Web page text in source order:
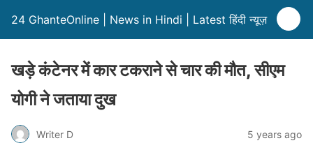
24 GhanteOnline | News in Hindi | Latest हिंदी न्यूज़
खड़े कंटेनर में कार टकराने से चार की मौत, सीएम
योगी ने जताया दुख
Writer D 5 years ago